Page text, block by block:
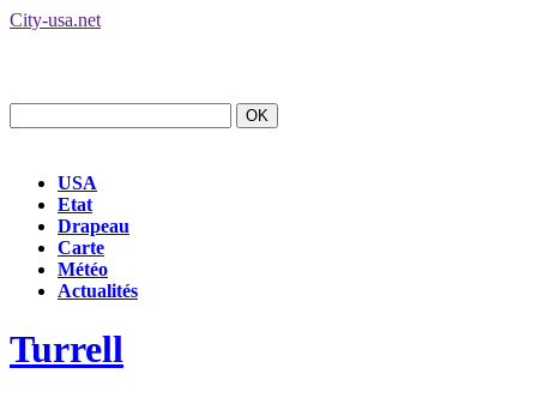
City-usa.net
USA
Etat
Drapeau
Carte
Météo
Actualités
Turrell